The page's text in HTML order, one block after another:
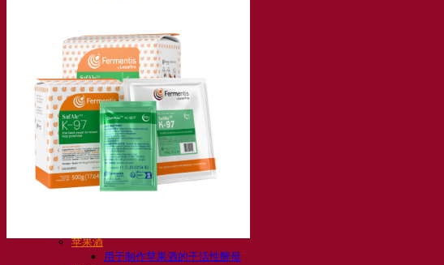
委托制造
酒水饮料品鉴
发酵解决方案
啤酒
活性干酵母啤酒
细菌
发酵助剂啤酒
啤酒功能性产品
啤酒风格
葡萄酒
用于葡萄酒的干活性酵母
苹果酒
用于制作苹果酒的干活性酵母